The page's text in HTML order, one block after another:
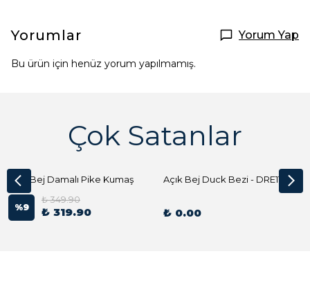
Yorumlar Yorum Yap
Bu ürün için henüz yorum yapılmamış.
Çok Satanlar
Açık Bej Damalı Pike Kumaş
%9
₺ 349.90
₺ 319.90
Açık Bej Duck Bezi - DRE1144 Kumaş Peçete
₺ 0.00